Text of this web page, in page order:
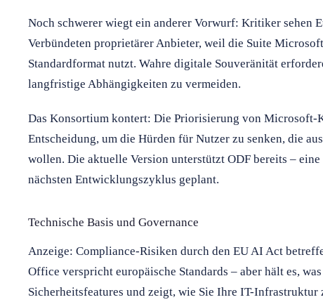
Noch schwerer wiegt ein anderer Vorwurf: Kritiker sehen
Verbündeten proprietärer Anbieter, weil die Suite
Standardformat nutzt. Wahre digitale Souveränität
langfristige Abhängigkeiten zu vermeiden.
Das Konsortium kontert: Die Priorisierung von Microsoft-
Entscheidung, um die Hürden für Nutzer zu senken, die
wollen. Die aktuelle Version unterstützt ODF bereits –
nächsten Entwicklungszyklus geplant.
Technische Basis und Governance
Anzeige: Compliance-Risiken durch den EU AI Act
Office verspricht europäische Standards – aber hält es,
Sicherheitsfeatures und zeigt, wie Sie Ihre IT-